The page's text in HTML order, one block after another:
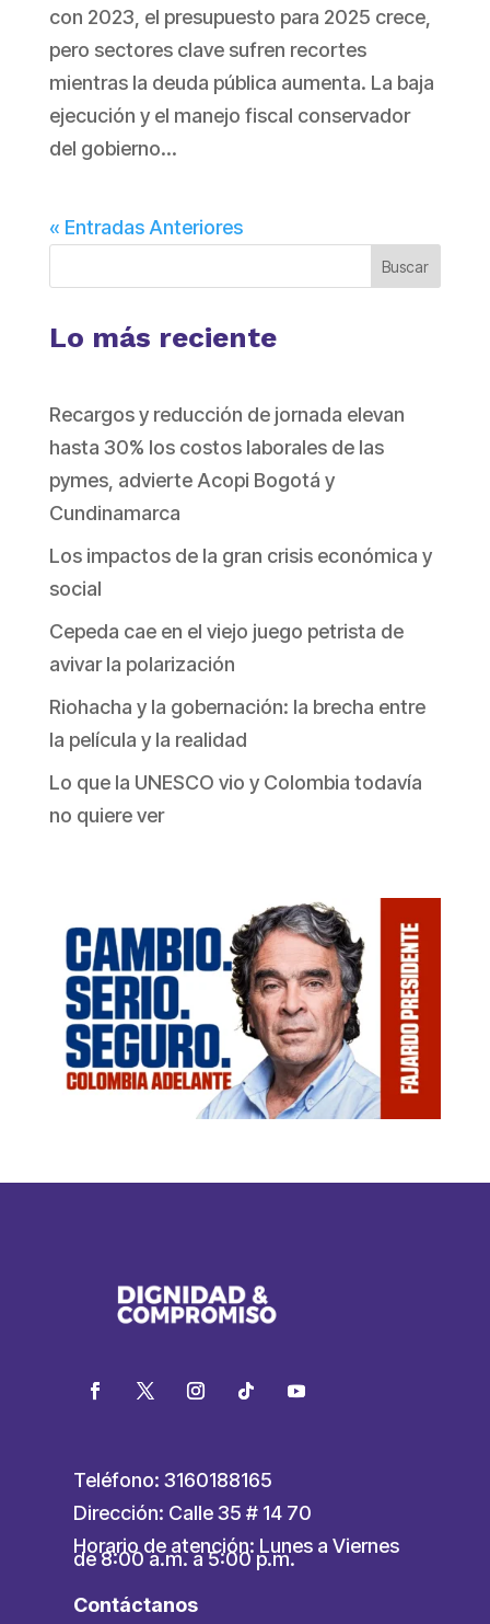
con 2023, el presupuesto para 2025 crece,
pero sectores clave sufren recortes
mientras la deuda pública aumenta. La baja
ejecución y el manejo fiscal conservador
del gobierno...
« Entradas Anteriores
Buscar
Lo más reciente
Recargos y reducción de jornada elevan
hasta 30% los costos laborales de las
pymes, advierte Acopi Bogotá y
Cundinamarca
Los impactos de la gran crisis económica y
social
Cepeda cae en el viejo juego petrista de
avivar la polarización
Riohacha y la gobernación: la brecha entre
la película y la realidad
Lo que la UNESCO vio y Colombia todavía
no quiere ver
Teléfono: 3160188165
Dirección: Calle 35 # 14 70
Horario de atención: Lunes a Viernes
de 8:00 a.m. a 5:00 p.m.
Contáctanos